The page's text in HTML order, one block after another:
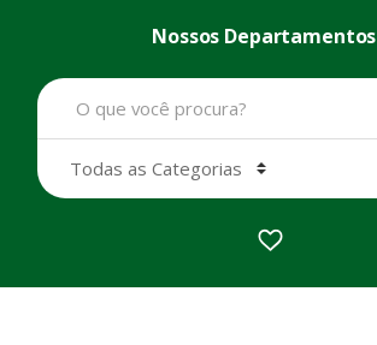
Nossos Departamentos
B
u
a
r
: